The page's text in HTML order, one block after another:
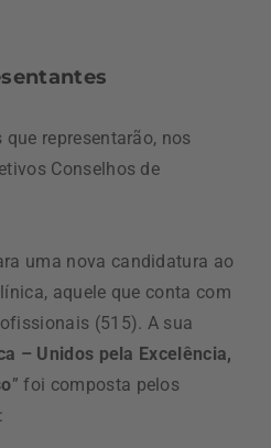
representarão, nos
Conselhos de
uma nova candidatura ao
aquele que conta com
(515). A sua
– Unidos pela Excelência,
” foi composta pelos